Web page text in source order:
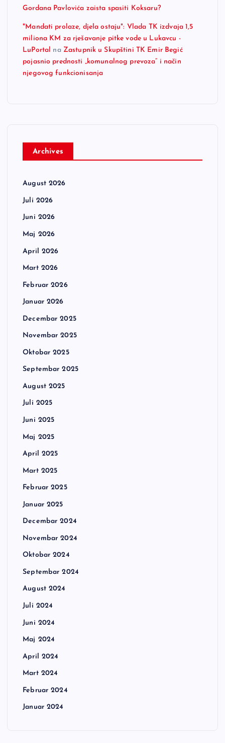
Gordana Pavlovića zaista spasiti Koksaru?
"Mandati prolaze, djela ostaju": Vlada TK izdvaja 1,5
miliona KM za rješavanje pitke vode u Lukavcu -
LuPortal na Zastupnik u Skupštini TK Emir Begić
pojasnio prednosti „komunalnog prevoza“ i način
njegovog funkcionisanja
Archives
August 2026
Juli 2026
Juni 2026
Maj 2026
April 2026
Mart 2026
Februar 2026
Januar 2026
Decembar 2025
Novembar 2025
Oktobar 2025
Septembar 2025
August 2025
Juli 2025
Juni 2025
Maj 2025
April 2025
Mart 2025
Februar 2025
Januar 2025
Decembar 2024
Novembar 2024
Oktobar 2024
Septembar 2024
August 2024
Juli 2024
Juni 2024
Maj 2024
April 2024
Mart 2024
Februar 2024
Januar 2024